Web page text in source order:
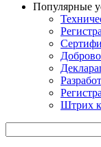
Популярные
Штрих